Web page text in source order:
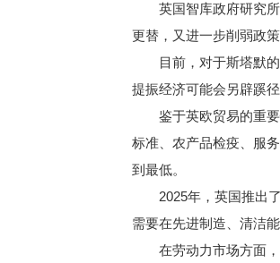
英国智库政府研究所
更替，又进一步削弱政
目前，对于斯塔默的
提振经济可能会另辟蹊
鉴于英欧贸易的重要
标准、农产品检疫、服
到最低。
2025年，英国推出了
需要在先进制造、清洁
在劳动力市场方面，